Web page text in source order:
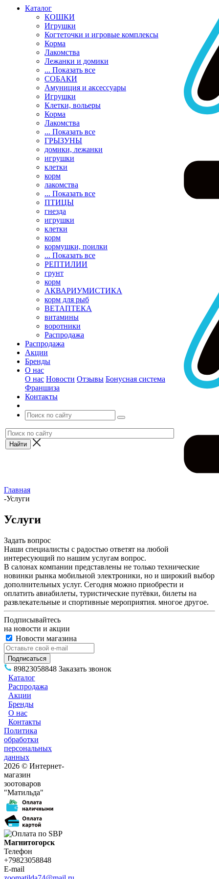
Каталог
КОШКИ
Игрушки
Когтеточки и игровые комплексы
Корма
Лакомства
Лежанки и домики
... Показать все
СОБАКИ
Амуниция и аксессуары
Игрушки
Клетки, вольеры
Корма
Лакомства
... Показать все
ГРЫЗУНЫ
домики, лежанки
игрушки
клетки
корм
лакомства
... Показать все
ПТИЦЫ
гнезда
игрушки
клетки
корм
кормушки, поилки
... Показать все
РЕПТИЛИИ
грунт
корм
АКВАРИУМИСТИКА
корм для рыб
ВЕТАПТЕКА
витамины
воротники
Распродажа
Распродажа
Акции
Бренды
О нас
О нас Новости Отзывы Бонусная система
Франшиза
Контакты
Главная
-Услуги
Услуги
Задать вопрос
Наши специалисты с радостью ответят на любой
интересующий по нашим услугам вопрос.
В салонах компании представлены не только технические
новинки рынка мобильной электроники, но и широкий выбор
дополнительных услуг. Сегодня можно приобрести и
оплатить авиабилеты, туристические путёвки, билеты на
развлекательные и спортивные мероприятия. многое другое.
Подписывайтесь
на новости и акции
Новости магазина
89823058848 Заказать звонок
Каталог
Распродажа
Акции
Бренды
О нас
Контакты
Политика
обработки
персональных
данных
2026 © Интернет-
магазин
зоотоваров
"Матильда"
Магнитогорск
Телефон
+79823058848
E-mail